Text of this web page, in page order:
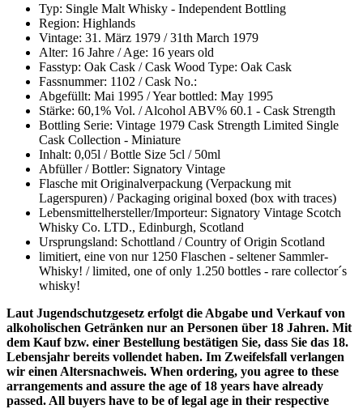
Typ: Single Malt Whisky - Independent Bottling
Region: Highlands
Vintage: 31. März 1979 / 31th March 1979
Alter: 16 Jahre / Age: 16 years old
Fasstyp: Oak Cask / Cask Wood Type: Oak Cask
Fassnummer: 1102 / Cask No.:
Abgefüllt: Mai 1995 / Year bottled: May 1995
Stärke: 60,1% Vol. / Alcohol ABV% 60.1 - Cask Strength
Bottling Serie: Vintage 1979 Cask Strength Limited Single
Cask Collection - Miniature
Inhalt: 0,05l / Bottle Size 5cl / 50ml
Abfüller / Bottler: Signatory Vintage
Flasche mit Originalverpackung (Verpackung mit
Lagerspuren) / Packaging original boxed (box with traces)
Lebensmittelhersteller/Importeur: Signatory Vintage Scotch
Whisky Co. LTD., Edinburgh, Scotland
Ursprungsland: Schottland / Country of Origin Scotland
limitiert, eine von nur 1250 Flaschen - seltener Sammler-
Whisky! / limited, one of only 1.250 bottles - rare collector´s
whisky!
Laut Jugendschutzgesetz erfolgt die Abgabe und Verkauf von
alkoholischen Getränken nur an Personen über 18 Jahren. Mit
dem Kauf bzw. einer Bestellung bestätigen Sie, dass Sie das 18.
Lebensjahr bereits vollendet haben. Im Zweifelsfall verlangen
wir einen Altersnachweis. When ordering, you agree to these
arrangements and assure the age of 18 years have already
passed. All buyers have to be of legal age in their respective